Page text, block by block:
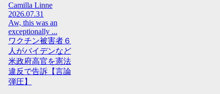
Camilla Linne
2026.07.31
Aw, this was an
exceptionally ...
ワクチン被害者６
人がバイデンなど
米政府高官を憲法
違反で告訴【言論
弾圧】